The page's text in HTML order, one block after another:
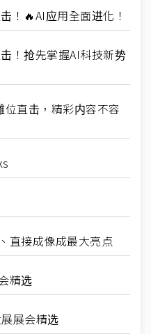
！🔥AI应用全面进化！
！抢先掌握AI科技新势
直击，精彩内容不容
直接成像成最大亮点
精选
展会精选